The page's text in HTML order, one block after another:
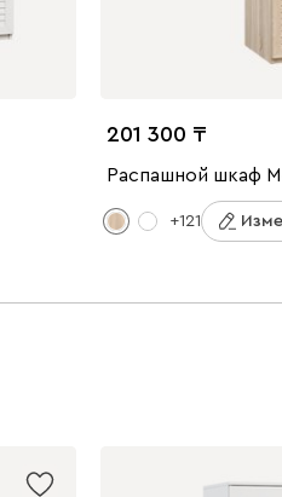
201 300
Распашной шкаф
+121